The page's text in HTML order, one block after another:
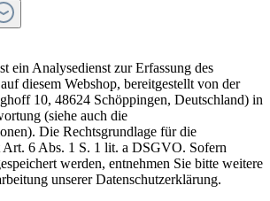
ein Analysedienst zur Erfassung des
diesem Webshop, bereitgestellt von der
10, 48624 Schöppingen, Deutschland) in
(siehe auch die
Die Rechtsgrundlage für die
Art. 6 Abs. 1 S. 1 lit. a DSGVO. Sofern
werden, entnehmen Sie bitte weitere
unserer Datenschutzerklärung.